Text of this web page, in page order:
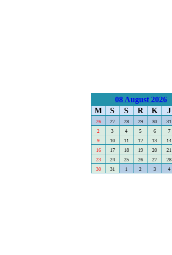
08 August 2026
M
S S R K J
26 27 28 29 30 31
2
3 4 5 6 7
9
10 11 12 13 14
16
17 18 19 20 21
23
24 25 26 27 28
30
31 1 2 3 4